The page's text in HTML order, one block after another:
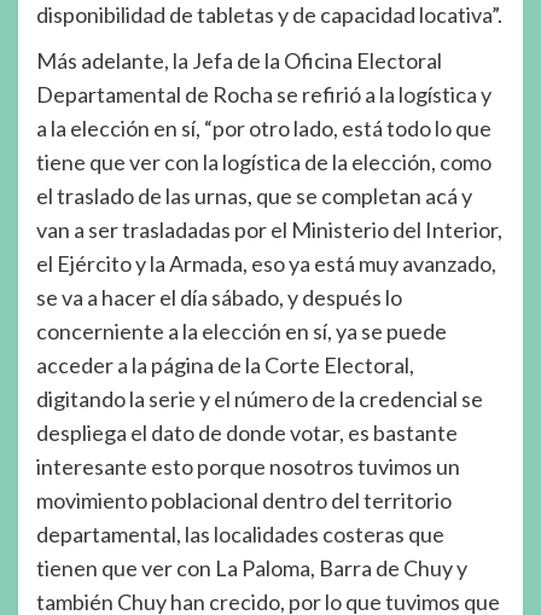
disponibilidad de tabletas y de capacidad locativa”.
Más adelante, la Jefa de la Oficina Electoral
Departamental de Rocha se refirió a la logística y
a la elección en sí, “por otro lado, está todo lo que
tiene que ver con la logística de la elección, como
el traslado de las urnas, que se completan acá y
van a ser trasladadas por el Ministerio del Interior,
el Ejército y la Armada, eso ya está muy avanzado,
se va a hacer el día sábado, y después lo
concerniente a la elección en sí, ya se puede
acceder a la página de la Corte Electoral,
digitando la serie y el número de la credencial se
despliega el dato de donde votar, es bastante
interesante esto porque nosotros tuvimos un
movimiento poblacional dentro del territorio
departamental, las localidades costeras que
tienen que ver con La Paloma, Barra de Chuy y
también Chuy han crecido, por lo que tuvimos que